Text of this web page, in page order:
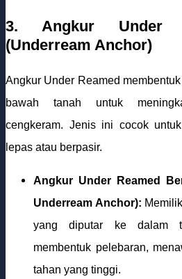
3. Angkur Under
(Underream Anchor)
Angkur Under Reamed
bawah tanah untuk
cengkeram. Jenis ini cocok
lepas atau berpasir.
Angkur Under Reamed
Underream Anchor):
yang diputar ke dalam
membentuk pelebaran,
tahan yang tinggi.